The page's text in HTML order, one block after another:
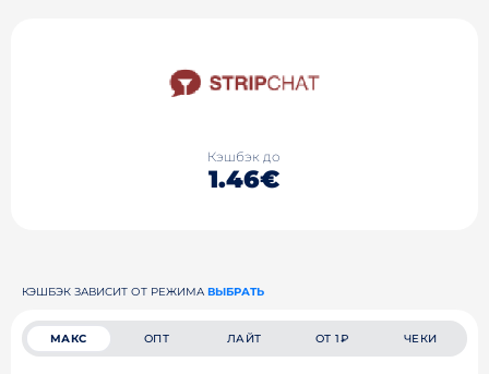
Кэшбэк до
1.46€
КЭШБЭК ЗАВИСИТ ОТ РЕЖИМА ВЫБРАТЬ
МАКС ОПТ ЛАЙТ ОТ 1₽ ЧЕКИ